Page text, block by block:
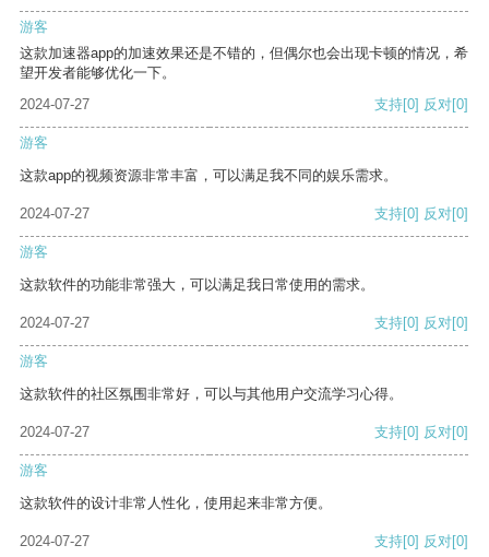
游客
这款加速器app的加速效果还是不错的，但偶尔也会出现卡顿的情况，希
望开发者能够优化一下。
2024-07-27
支持[0] 反对[0]
游客
这款app的视频资源非常丰富，可以满足我不同的娱乐需求。
2024-07-27 支持[0] 反对[0]
游客
这款软件的功能非常强大，可以满足我日常使用的需求。
2024-07-27 支持[0] 反对[0]
游客
这款软件的社区氛围非常好，可以与其他用户交流学习心得。
2024-07-27 支持[0] 反对[0]
游客
这款软件的设计非常人性化，使用起来非常方便。
2024-07-27 支持[0] 反对[0]